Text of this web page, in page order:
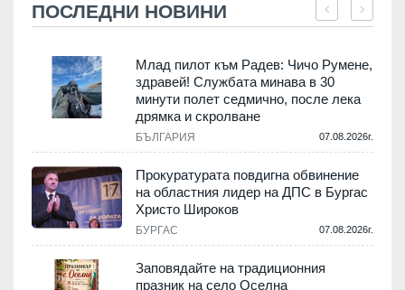
ПОСЛЕДНИ НОВИНИ
Млад пилот към Радев: Чичо Румене,
здравей! Службата минава в 30
минути полет седмично, после лека
дрямка и скролване
БЪЛГАРИЯ 07.08.2026г.
Прокуратурата повдигна обвинение
на областния лидер на ДПС в Бургас
Христо Широков
БУРГАС 07.08.2026г.
Заповядайте на традиционния
празник на село Оселна